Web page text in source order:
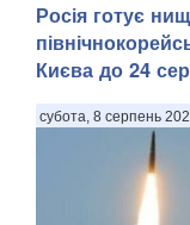
Росія готує
Києва до 24
субота, 8 серпень